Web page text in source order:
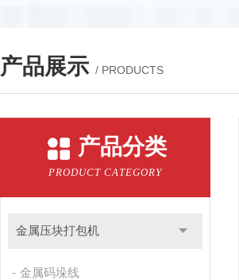
产品展示 / PRODUCTS
产品分类
PRODUCT CATEGORY
金属压块打包机
金属码垛线